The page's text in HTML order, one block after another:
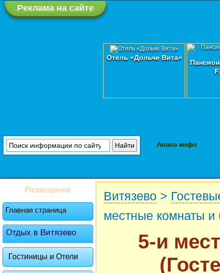
Реклама на сайте
Отель «Дольче Вита»
Анапа инфо
Размещение
Главная страница
Отдых в Витязево
Гостиницы и Отели
Витязево >
местные комнаты и
5-и